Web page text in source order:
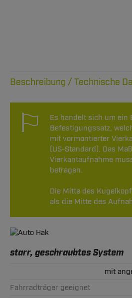
Technische
Es handelt sich um ein
Befestigungssatz,
mit vormontierter
(US-Standard). Das
Vierkantaufnahme
betragen.
Die Mitte des
als die Mitte des
starr, geschraubtes System
mit
Fahrradträger geeignet